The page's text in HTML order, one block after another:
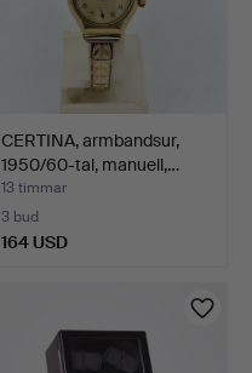
CERTINA, armbandsur,
1950/60-tal, manuell,…
13 timmar
3 bud
164 USD